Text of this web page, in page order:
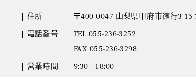
住所 〒400-0047 山梨県甲府市徳行3-
電話番号
TEL 055-236-3252
FAX 055-236-3298
営業時間 9:30 - 18:00